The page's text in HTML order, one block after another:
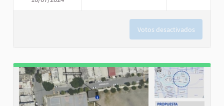
Votos desactivados